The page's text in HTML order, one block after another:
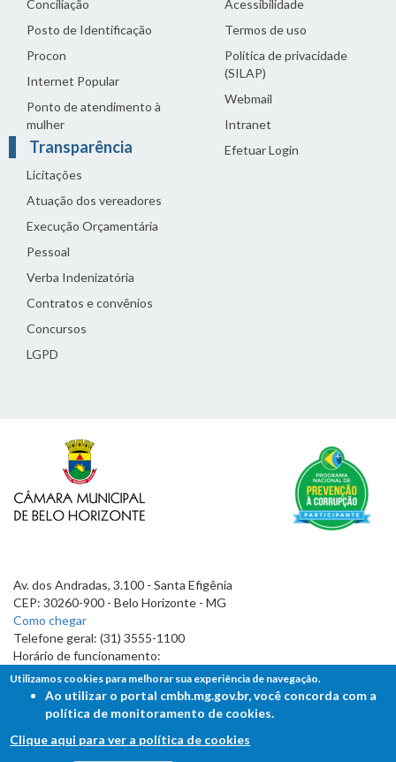
Conciliação
Posto de Identificação
Procon
Internet Popular
Ponto de atendimento à
mulher
Transparência
Licitações
Atuação dos vereadores
Execução Orçamentária
Pessoal
Verba Indenizatória
Contratos e convênios
Concursos
LGPD
Acessibilidade
Termos de uso
Política de privacidade
(SILAP)
Webmail
Intranet
Efetuar Login
Av. dos Andradas, 3.100 - Santa Efigênia
CEP: 30260-900 - Belo Horizonte - MG
Como chegar
Telefone geral: (31) 3555-1100
Horário de funcionamento:
7h às 19h
Utilizamos cookies para melhorar sua experiência de navegação.
Ao utilizar o portal cmbh.mg.gov.br, você concorda com a
política de monitoramento de cookies.
Clique aqui para ver a política de cookies